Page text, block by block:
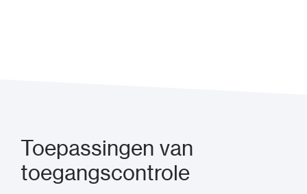
Toepassingen van
toegangscontrole